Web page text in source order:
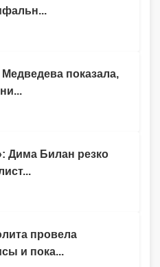
показала,
Дима Билан резко
провела
и пока...